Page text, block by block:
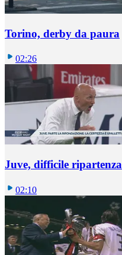
Torino, derby da paura
02:26
Juve, difficile ripartenza
02:10